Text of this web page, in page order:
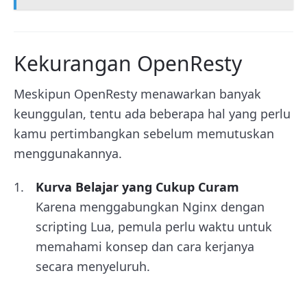
Kekurangan OpenResty
Meskipun OpenResty menawarkan banyak
keunggulan, tentu ada beberapa hal yang perlu
kamu pertimbangkan sebelum memutuskan
menggunakannya.
Kurva Belajar yang Cukup Curam
Karena menggabungkan Nginx dengan
scripting Lua, pemula perlu waktu untuk
memahami konsep dan cara kerjanya
secara menyeluruh.